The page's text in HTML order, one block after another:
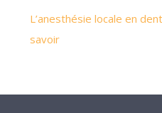
L’anesthésie locale en
savoir